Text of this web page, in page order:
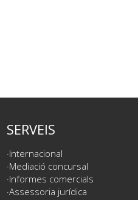
SERVEIS
Internacional
Mediació concursal
Informes comercials
Assessoria jurídica